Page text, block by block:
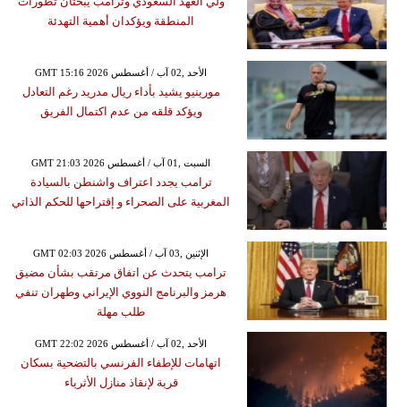
المنطقة ويؤكدان أهمية التهدئة
GMT 15:16 2026 الأحد ,02 آب / أغسطس
مورينيو يشيد بأداء ريال مدريد رغم التعادل
ويؤكد قلقه من عدم اكتمال الفريق
GMT 21:03 2026 السبت ,01 آب / أغسطس
ترامب يجدد اعتراف واشنطن بالسيادة
المغربية على الصحراء و إقتراحها للحكم الذاتي
GMT 02:03 2026 الإثنين ,03 آب / أغسطس
ترامب يتحدث عن اتفاق مرتقب بشأن مضيق
هرمز والبرنامج النووي الإيراني وطهران تنفي
طلب مهلة
GMT 22:02 2026 الأحد ,02 آب / أغسطس
اتهامات للإطفاء الفرنسي بالتضحية بسكان
قرية لإنقاذ منازل الأثرياء